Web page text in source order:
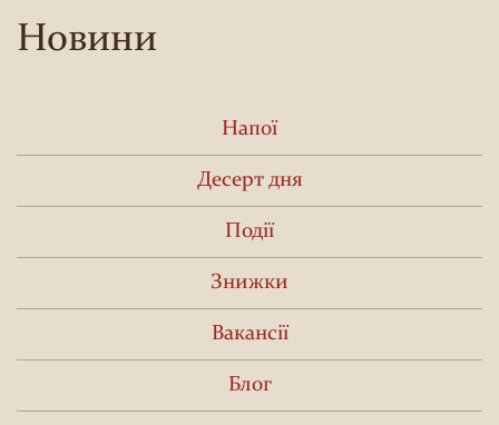
Новини
Напої
Десерт дня
Події
Знижки
Вакансії
Блог